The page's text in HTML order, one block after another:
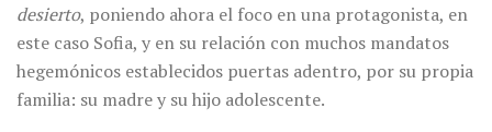
desierto, poniendo ahora el foco en una protagonista, en
este caso Sofia, y en su relación con muchos mandatos
hegemónicos establecidos puertas adentro, por su propia
familia: su madre y su hijo adolescente.